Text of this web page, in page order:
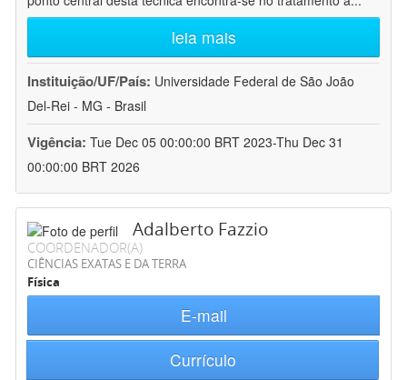
leia mais
Instituição/UF/País: Universidade Federal de São João
Del-Rei - MG - Brasil
Vigência: Tue Dec 05 00:00:00 BRT 2023-Thu Dec 31
00:00:00 BRT 2026
Adalberto Fazzio
COORDENADOR(A)
CIÊNCIAS EXATAS E DA TERRA
Física
E-mail
Currículo